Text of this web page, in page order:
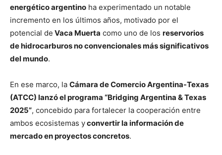
energético argentino ha experimentado un notable
incremento en los últimos años, motivado por el
potencial de Vaca Muerta como uno de los reservorios
de hidrocarburos no convencionales más significativos
del mundo.
En ese marco, la Cámara de Comercio Argentina-Texas
(ATCC) lanzó el programa “Bridging Argentina & Texas
2025”, concebido para fortalecer la cooperación entre
ambos ecosistemas yconvertir la información de
mercado en proyectos concretos.